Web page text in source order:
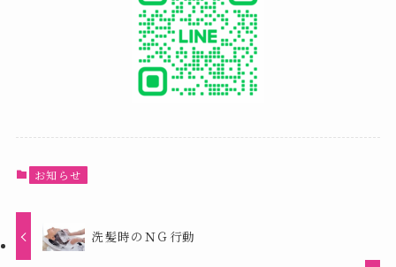
お知らせ
洗髪時のＮＧ行動